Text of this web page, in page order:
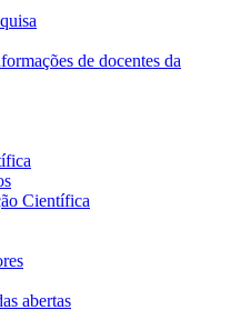
de docentes da
Científica
abertas